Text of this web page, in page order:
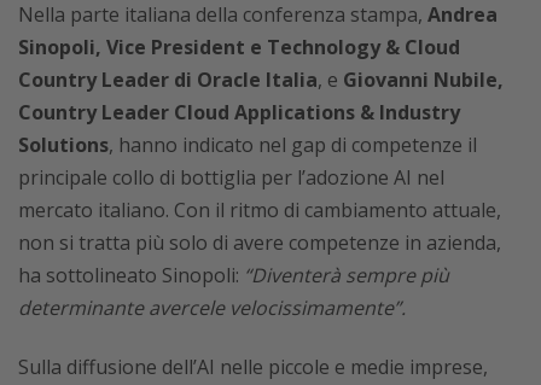
Nella parte italiana della conferenza stampa, Andrea
Sinopoli, Vice President e Technology & Cloud
Country Leader di Oracle Italia, e Giovanni Nubile,
Country Leader Cloud Applications & Industry
Solutions, hanno indicato nel gap di competenze il
principale collo di bottiglia per l’adozione AI nel
mercato italiano. Con il ritmo di cambiamento attuale,
non si tratta più solo di avere competenze in azienda,
ha sottolineato Sinopoli: “Diventerà sempre più
determinante avercele velocissimamente”.
Sulla diffusione dell’AI nelle piccole e medie imprese,